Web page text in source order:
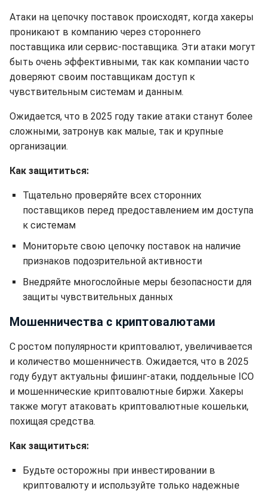
Атаки на цепочку поставок происходят, когда хакеры
проникают в компанию через стороннего
поставщика или сервис-поставщика. Эти атаки могут
быть очень эффективными, так как компании часто
доверяют своим поставщикам доступ к
чувствительным системам и данным.
Ожидается, что в 2025 году такие атаки станут более
сложными, затронув как малые, так и крупные
организации.
Как защититься:
Тщательно проверяйте всех сторонних
поставщиков перед предоставлением им доступа
к системам
Мониторьте свою цепочку поставок на наличие
признаков подозрительной активности
Внедряйте многослойные меры безопасности для
защиты чувствительных данных
Мошенничества с криптовалютами
С ростом популярности криптовалют, увеличивается
и количество мошенничеств. Ожидается, что в 2025
году будут актуальны фишинг-атаки, поддельные ICO
и мошеннические криптовалютные биржи. Хакеры
также могут атаковать криптовалютные кошельки,
похищая средства.
Как защититься:
Будьте осторожны при инвестировании в
криптовалюту и используйте только надежные